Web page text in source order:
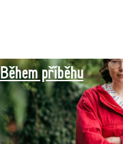
Během příběhu